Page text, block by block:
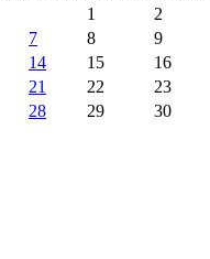
1
2
7 8
9
14 15
16
21 22
23
28 29
30